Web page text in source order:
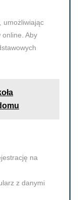
umożliwiając
online. Aby
na
z danymi